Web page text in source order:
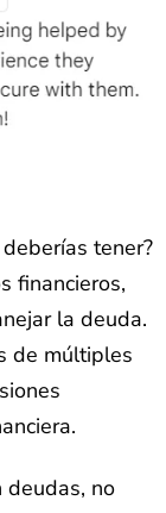
tener?
financieros,
la deuda.
de múltiples
deudas, no